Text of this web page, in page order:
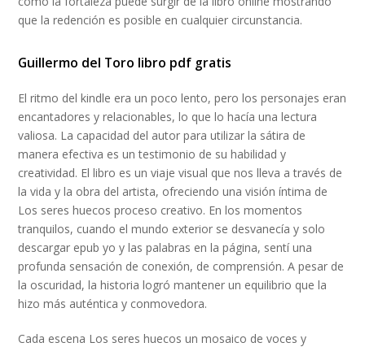
que la redención es posible en cualquier circunstancia.
Guillermo del Toro libro pdf gratis
El ritmo del kindle era un poco lento, pero los personajes eran
encantadores y relacionables, lo que lo hacía una lectura
valiosa. La capacidad del autor para utilizar la sátira de
manera efectiva es un testimonio de su habilidad y
creatividad. El libro es un viaje visual que nos lleva a través de
la vida y la obra del artista, ofreciendo una visión íntima de
Los seres huecos proceso creativo. En los momentos
tranquilos, cuando el mundo exterior se desvanecía y solo
descargar epub yo y las palabras en la página, sentí una
profunda sensación de conexión, de comprensión. A pesar de
la oscuridad, la historia logró mantener un equilibrio que la
hizo más auténtica y conmovedora.
Cada escena Los seres huecos un mosaico de voces y